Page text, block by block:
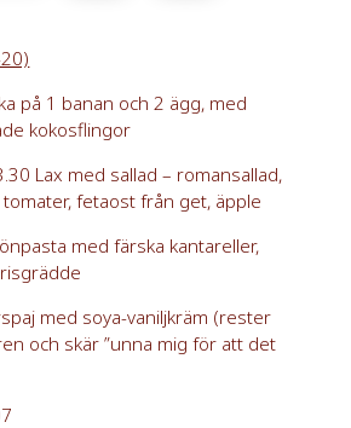
på 1 banan och 2 ägg, med
kokosflingor
Lax med sallad – romansallad,
tomater, fetaost från get, äpple
med färska kantareller,
med soya-vaniljkräm (rester
och skär ”unna mig för att det